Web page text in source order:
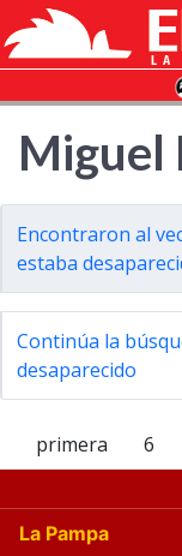
Miguel
Encontraron al
estaba
Continúa la
desaparecido
primera 6
La Pampa